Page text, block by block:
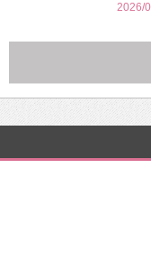
2026/